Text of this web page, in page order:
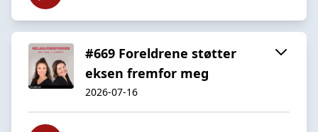
#669 Foreldrene støtter
eksen fremfor meg
2026-07-16